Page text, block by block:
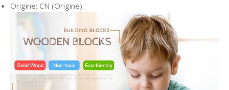
Origine: CN (Origine)